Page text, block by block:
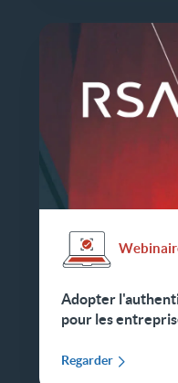
Adopter
pour les
Regarder